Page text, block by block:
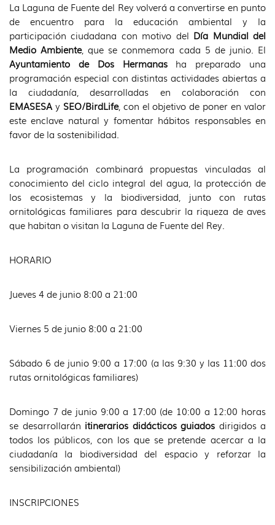
La Laguna de Fuente del Rey volverá a convertirse en punto
de encuentro para la educación ambiental y la
participación ciudadana con motivo del Día Mundial del
Medio Ambiente, que se conmemora cada 5 de junio. El
Ayuntamiento de Dos Hermanasha preparado una
programación especial con distintas actividades abiertas a
la ciudadanía, desarrolladas en colaboración con
EMASESAy SEO/BirdLife, con el objetivo de poner en valor
este enclave natural y fomentar hábitos responsables en
favor de la sostenibilidad.
La programación combinará propuestas vinculadas al
conocimiento del ciclo integral del agua, la protección de
los ecosistemas y la biodiversidad, junto con rutas
ornitológicas familiares para descubrir la riqueza de aves
que habitan o visitan la Laguna de Fuente del Rey.
HORARIO
Jueves 4 de junio 8:00 a 21:00
Viernes 5 de junio 8:00 a 21:00
Sábado 6 de junio 9:00 a 17:00 (a las 9:30 y las 11:00 dos
rutas ornitológicas familiares)
Domingo 7 de junio 9:00 a 17:00 (de 10:00 a 12:00 horas
se desarrollarán itinerarios didácticos guiados dirigidos a
todos los públicos, con los que se pretende acercar a la
ciudadanía la biodiversidad del espacio y reforzar la
sensibilización ambiental)
INSCRIPCIONES